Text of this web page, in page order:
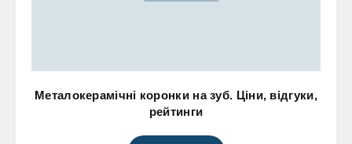
Металокерамічні коронки на зуб. Ціни, відгуки,
рейтинги